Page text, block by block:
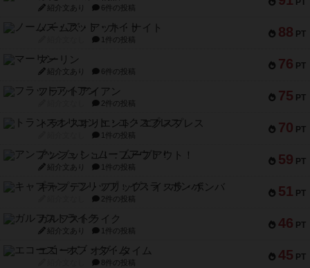
PT
紹介文あり 6件の投稿
88 PT
ノームズ・アット・ナイト
1件の投稿
76 PT
マーリン
紹介文あり 6件の投稿
75 PT
フラットアイアン
2件の投稿
70 PT
トランスオリエント・エクスプレス
1件の投稿
59 PT
アンブッシュ！：ムーブアウト！
紹介文あり 1件の投稿
51 PT
キャプテン・フリップ：イスラ・ボンバ
2件の投稿
46 PT
ガルフストライク
紹介文あり 1件の投稿
45 PT
エコーズ・オブ・タイム
8件の投稿